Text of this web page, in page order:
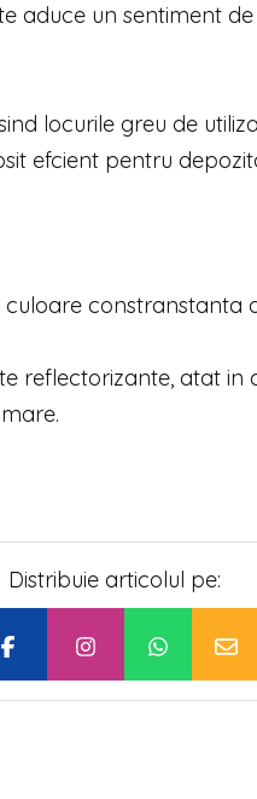
aduce un sentiment
locurile greu de
efcient pentru
constranstanta
reflectorizante, atat in
Distribuie articolul pe: